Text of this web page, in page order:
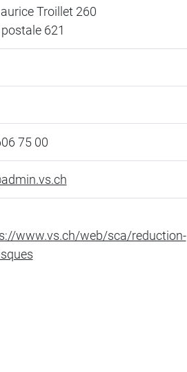
Troillet 260
621
75 00
www.vs.ch/web/sca/reduction-